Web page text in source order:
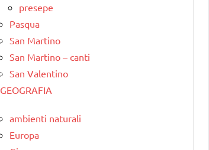
presepe
Pasqua
San Martino
San Martino – canti
San Valentino
GEOGRAFIA
ambienti naturali
Europa